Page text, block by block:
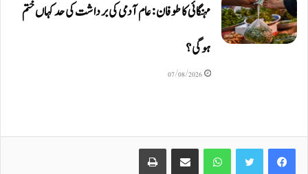
مہنگائی کا طوفان: عام آدمی کی برداشت کی حد کہاں ختم
ہوگی؟
07/08/2026
Facebook
Twitter
WhatsApp
Share via Email
Print